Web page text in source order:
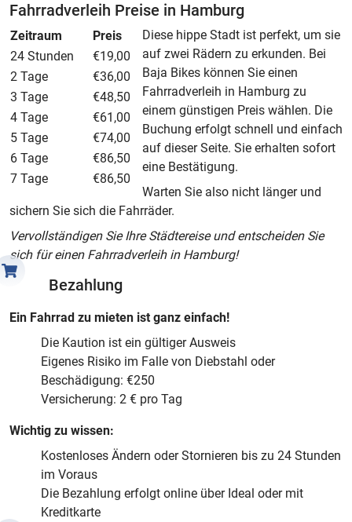
Fahrradverleih Preise in Hamburg
Zeitraum
Preis
24 Stunden
€19,00
2 Tage
€36,00
3 Tage
€48,50
4 Tage
€61,00
5 Tage
€74,00
6 Tage
€86,50
7 Tage
€86,50
Diese hippe Stadt ist perfekt, um sie
auf zwei Rädern zu erkunden. Bei
Baja Bikes können Sie einen
Fahrradverleih in Hamburg zu
einem günstigen Preis wählen. Die
Buchung erfolgt schnell und einfach
auf dieser Seite. Sie erhalten sofort
eine Bestätigung.
Warten Sie also nicht länger und
sichern Sie sich die Fahrräder.
Vervollständigen Sie Ihre Städtereise und entscheiden Sie
sich für einen Fahrradverleih in Hamburg!
Bezahlung
Ein Fahrrad zu mieten ist ganz einfach!
Die Kaution ist ein gültiger Ausweis
Eigenes Risiko im Falle von Diebstahl oder
Beschädigung: €250
Versicherung: 2 € pro Tag
Wichtig zu wissen:
Kostenloses Ändern oder Stornieren bis zu 24 Stunden
im Voraus
Die Bezahlung erfolgt online über Ideal oder mit
Kreditkarte